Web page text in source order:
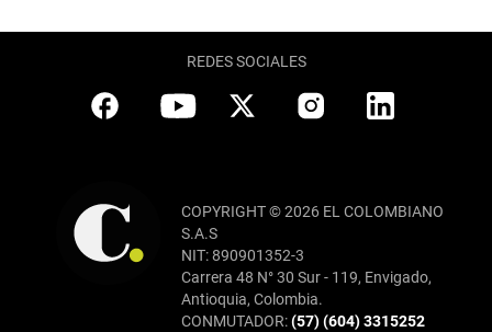
REDES SOCIALES
COPYRIGHT © 2026 EL COLOMBIANO
S.A.S
NIT: 890901352-3
Carrera 48 N° 30 Sur - 119, Envigado,
Antioquia, Colombia.
CONMUTADOR:(57) (604) 3315252